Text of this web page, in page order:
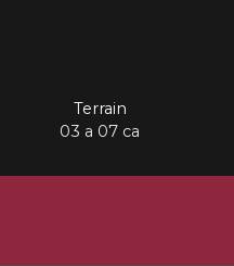
Terrain
03 a 07 ca